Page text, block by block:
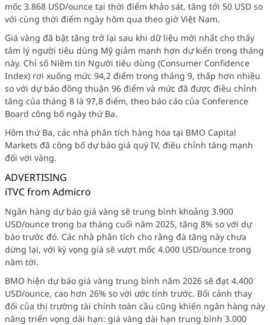
mốc 3.868 USD/ounce tại thời điểm khảo sát, tăng tới 50 USD so
với cùng thời điểm ngày hôm qua theo giờ Việt Nam.
Giá vàng đã bật tăng trở lại sau khi dữ liệu mới nhất cho thấy
tâm lý người tiêu dùng Mỹ giảm mạnh hơn dự kiến trong tháng
này. Chỉ số Niềm tin Người tiêu dùng (Consumer Confidence
Index) rơi xuống mức 94,2 điểm trong tháng 9, thấp hơn nhiều
so với dự báo đồng thuận 96 điểm và mức đã được điều chỉnh
tăng của tháng 8 là 97,8 điểm, theo báo cáo của Conference
Board công bố ngày thứ Ba.
Hôm thứ Ba, các nhà phân tích hàng hóa tại BMO Capital
Markets đã công bố dự báo giá quý IV, điều chỉnh tăng mạnh
đối với vàng.
ADVERTISING
iTVC from Admicro
Ngân hàng dự báo giá vàng sẽ trung bình khoảng 3.900
USD/ounce trong ba tháng cuối năm 2025, tăng 8% so với dự
báo trước đó. Các nhà phân tích cho rằng đà tăng này chưa
dừng lại, với kỳ vọng giá sẽ vượt mốc 4.000 USD/ounce trong
năm tới.
BMO hiện dự báo giá vàng trung bình năm 2026 sẽ đạt 4.400
USD/ounce, cao hơn 26% so với ước tính trước. Bối cảnh thay
đổi của thị trường tài chính toàn cầu cũng khiến ngân hàng này
nâng triển vọng dài hạn: giá vàng dài hạn trung bình 3.000